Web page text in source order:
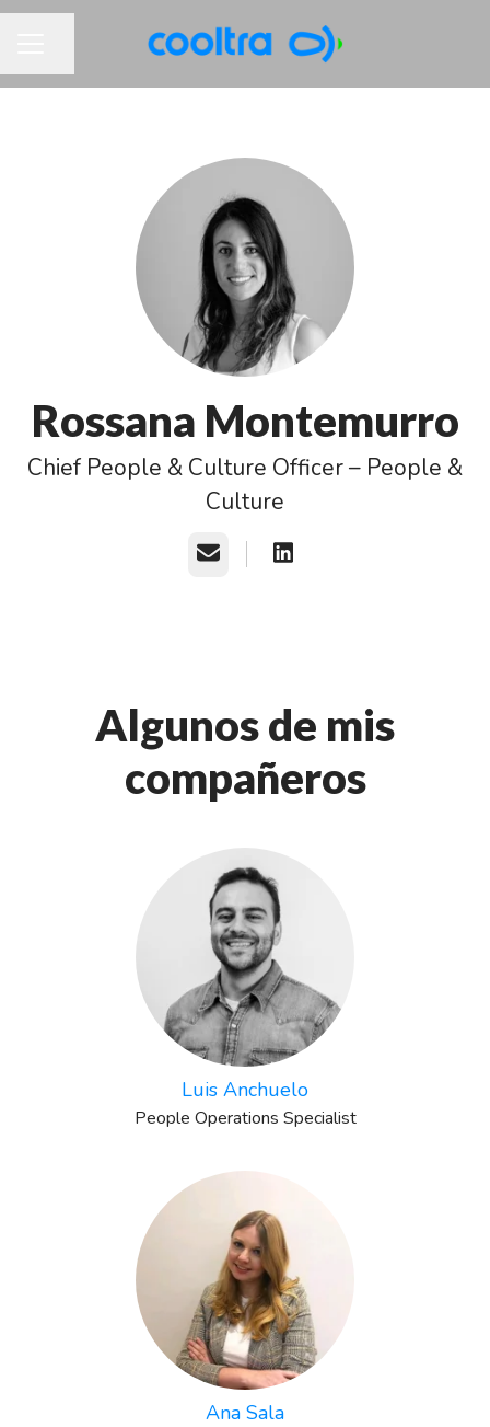
MENÚ DE EMPLEO
Compartir página
Rossana Montemurro
Chief People & Culture Officer – People &
Culture
Correo electrónico
Algunos de mis
compañeros
Luis Anchuelo
People Operations Specialist
Ana Sala